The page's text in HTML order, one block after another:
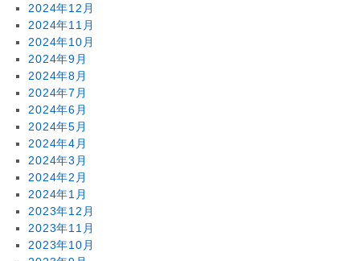
2024年12月
2024年11月
2024年10月
2024年9月
2024年8月
2024年7月
2024年6月
2024年5月
2024年4月
2024年3月
2024年2月
2024年1月
2023年12月
2023年11月
2023年10月